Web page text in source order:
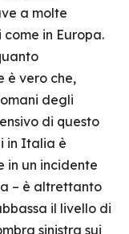
a molte
in Europa.
è vero che,
degli
di questo
in Italia è
in un incidente
– è altrettanto
il livello di
sinistra sui